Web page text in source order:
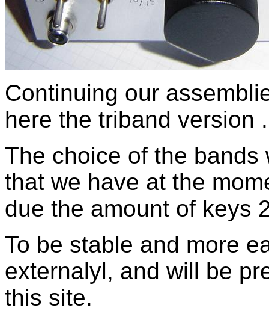
Continuing our
here the triband version .
The choice of the
that we have at the
due the amount of keys
To be stable and more
externalyl, and will be
this site.